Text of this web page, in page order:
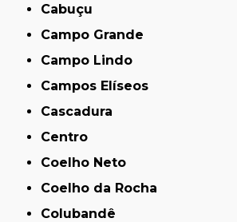
Cabuçu
Campo Grande
Campo Lindo
Campos Elíseos
Cascadura
Centro
Coelho Neto
Coelho da Rocha
Colubandê